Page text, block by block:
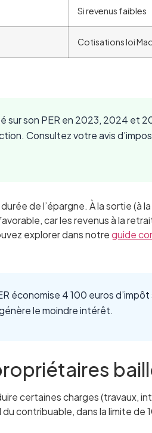
Si revenus faibles
Cotisations loi
sur son PER en 2023, 2024 et
Consultez votre avis
de l’épargne. À la sortie (à
car les revenus à la
explorer dans notreguide
économise 4 100 euros d’impôt
le moindre intérêt.
certaines charges (travaux,
contribuable, dans la limite de